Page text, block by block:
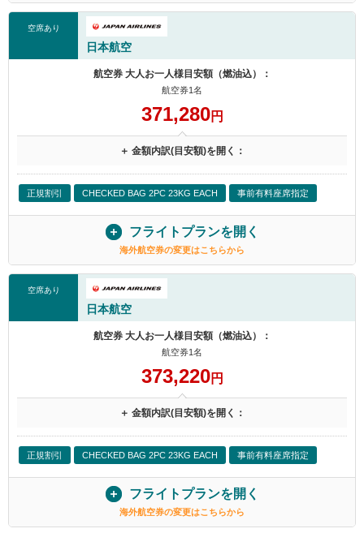
空席あり
日本航空
航空券 大人お一人様目安額（燃油込）：
航空券1名
371,280円
＋ 金額内訳(目安額)を開く：
正規割引 CHECKED BAG 2PC 23KG EACH 事前有料座席指定
フライトプランを開く
海外航空券の変更はこちらから
空席あり
日本航空
航空券 大人お一人様目安額（燃油込）：
航空券1名
373,220円
＋ 金額内訳(目安額)を開く：
正規割引 CHECKED BAG 2PC 23KG EACH 事前有料座席指定
フライトプランを開く
海外航空券の変更はこちらから